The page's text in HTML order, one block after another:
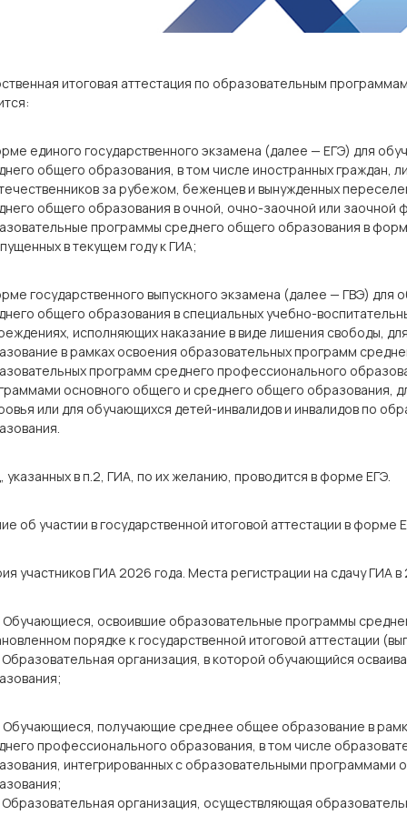
итоговая аттестация по образовательным
единого государственного экзамена (далее — ЕГЭ) для
общего образования, в том числе иностранных граждан,
за рубежом, беженцев и вынужденных
общего образования в очной, очно-заочной или заочной
программы среднего общего образования в
в текущем году к ГИА;
государственного выпускного экзамена (далее — ГВЭ)
общего образования в специальных учебно-
исполняющих наказание в виде лишения свободы,
в рамках освоения образовательных программ
программ среднего профессионального
основного общего и среднего общего образования,
или для обучающихся детей-инвалидов и инвалидов по
указанных в п.2, ГИА, по их желанию, проводится в форме ЕГЭ.
об участии в государственной итоговой аттестации в форме
участников ГИА 2026 года. Места регистрации на сдачу ГИА в
Обучающиеся, освоившие образовательные программы
порядке к государственной итоговой аттестации
Образовательная организация, в которой обучающийся
Обучающиеся, получающие среднее общее образование в
профессионального образования, в том числе
интегрированных с образовательными программами
Образовательная организация, осуществляющая